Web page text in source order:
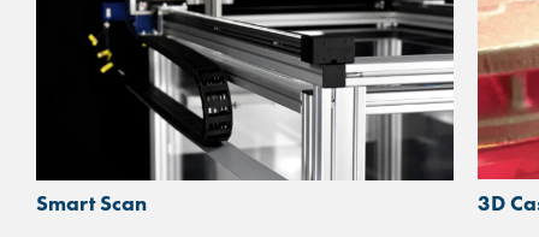
Smart Scan
3D